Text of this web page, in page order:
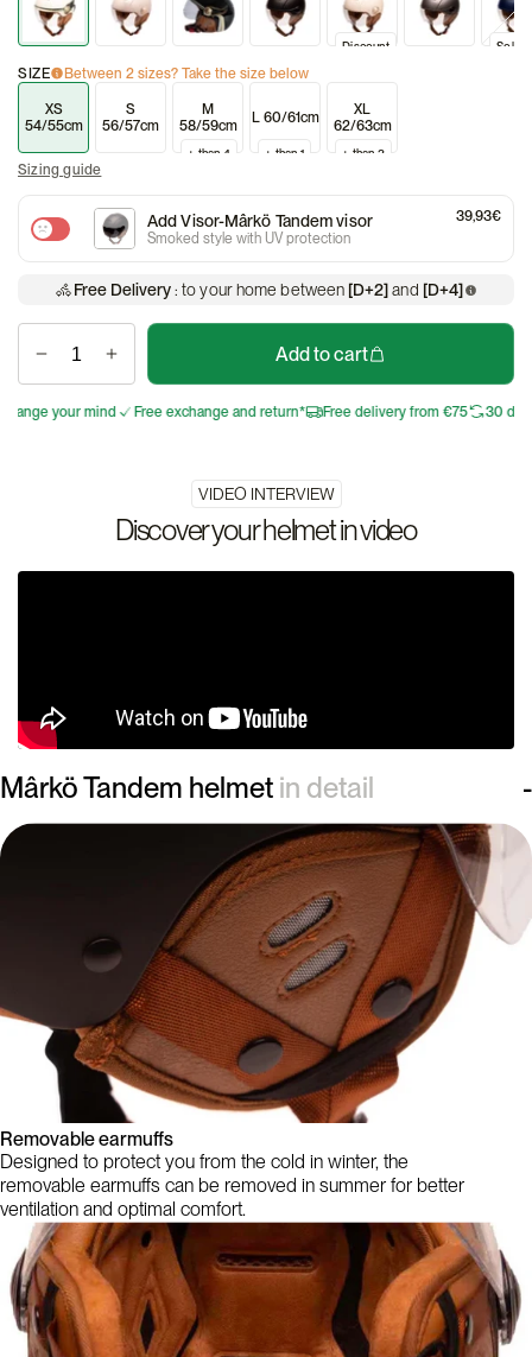
Discount Sold
SIZE Between 2 sizes? Take the size below
XS
54/55cm
S
56/57cm
M
58/59cm
+ than 4
L 60/61cm
+ than 1
XL
62/63cm
+ than 3
Sizing guide
Add Visor-Mârkö Tandem visor
Smoked style with UV protection
39,93€
Free Delivery: to your home between [D+2]and [D+4]
Add to cart
your mind Free exchange and return* Free delivery from €75 30 days to
VIDEO INTERVIEW
Discover your helmet in video
Mârkö Tandem helmet in detail
Removable earmuffs
Designed to protect you from the cold in winter, the
removable earmuffs can be removed in summer for better
ventilation and optimal comfort.